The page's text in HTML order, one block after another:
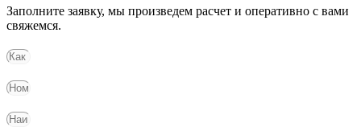
Заполните заявку, мы произведем расчет и оперативно с вами
свяжемся.